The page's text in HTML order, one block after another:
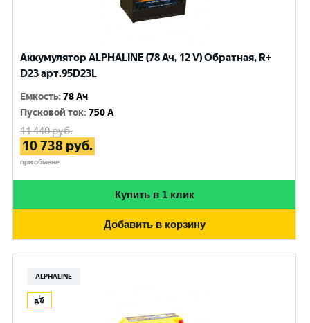
Аккумулятор ALPHALINE (78 Ач, 12 V) Обратная, R+
D23 арт.95D23L
Емкость:78 Ач
Пусковой ток:750 A
11 440руб.
10 738 руб.
при обмене
Купить в 1 клик
Добавить в корзину
ALPHALINE